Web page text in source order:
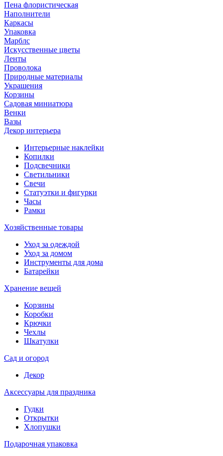
Пена флористическая
Наполнители
Каркасы
Упаковка
Марблс
Искусственные цветы
Ленты
Проволока
Природные материалы
Украшения
Корзины
Садовая миниатюра
Венки
Вазы
Декор интерьера
Интерьерные наклейки
Копилки
Подсвечники
Светильники
Свечи
Статуэтки и фигурки
Часы
Рамки
Хозяйственные товары
Уход за одеждой
Уход за домом
Инструменты для дома
Батарейки
Хранение вещей
Корзины
Коробки
Крючки
Чехлы
Шкатулки
Сад и огород
Декор
Аксессуары для праздника
Гудки
Открытки
Хлопушки
Подарочная упаковка